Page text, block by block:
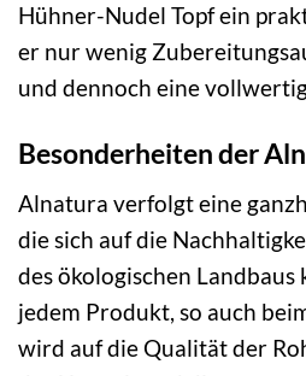
Hühner-Nudel Topf ein
er nur wenig
und dennoch eine
Besonderheiten der
Alnatura verfolgt eine
die sich auf die
des ökologischen
jedem Produkt, so auch
wird auf die Qualität der